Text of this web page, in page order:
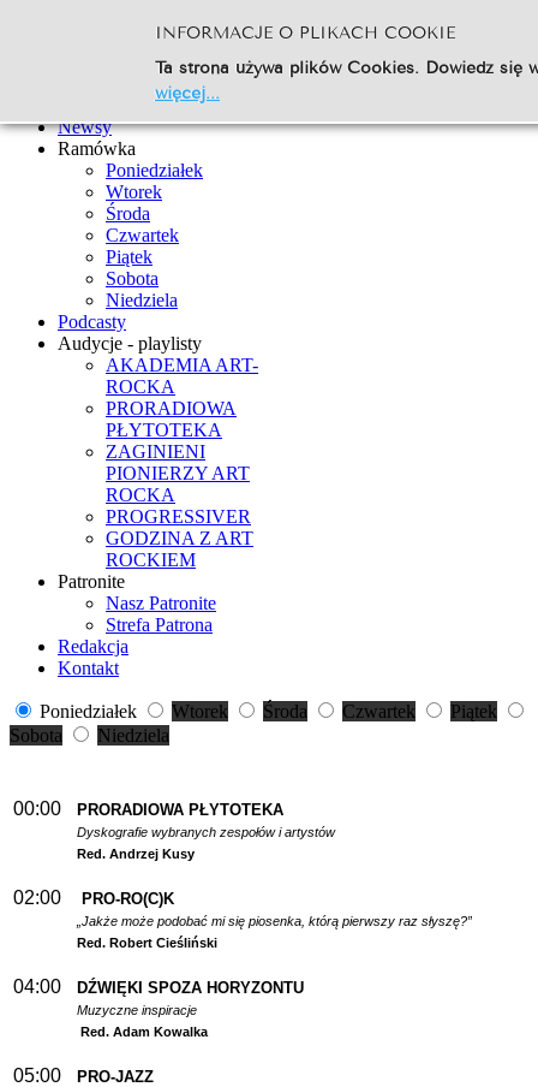
Go
Strona Główna
Newsy
Ramówka
Poniedziałek
Wtorek
Środa
Czwartek
Piątek
Sobota
Niedziela
Podcasty
Audycje - playlisty
AKADEMIA ART-
ROCKA
PRORADIOWA
PŁYTOTEKA
ZAGINIENI
PIONIERZY ART
ROCKA
PROGRESSIVER
GODZINA Z ART
ROCKIEM
Patronite
Nasz Patronite
Strefa Patrona
Redakcja
Kontakt
Poniedziałek Wtorek Środa Czwartek
Piątek
Sobota
Niedziela
00:00 PRORADIOWA PŁYTOTEKA
Dyskografie wybranych zespołów i artystów
Red. Andrzej Kusy
02:00 PRO-RO(C)K
„Jakże może podobać mi się piosenka, którą pierwszy raz słyszę?”
Red. Robert Cieśliński
04:00 DŹWIĘKI SPOZA HORYZONTU
Muzyczne inspiracje
Red. Adam Kowalka
05:00 PRO-JAZZ
INFORMACJE O PLIKACH COOKIE
Ta strona używa plików Cookies. Dowiedz
więcej...